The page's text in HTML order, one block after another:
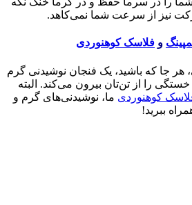
نیز از سرعت شما نمی‌کاهد.
و فلاسک کوهنوردی
هر جا که باشید، یک فنجان نوشیدنی گرم
را از تن‌تان بیرون می‌کند. البته
کوهنوردی ما، نوشیدنی‌های گرم و
ببرید!